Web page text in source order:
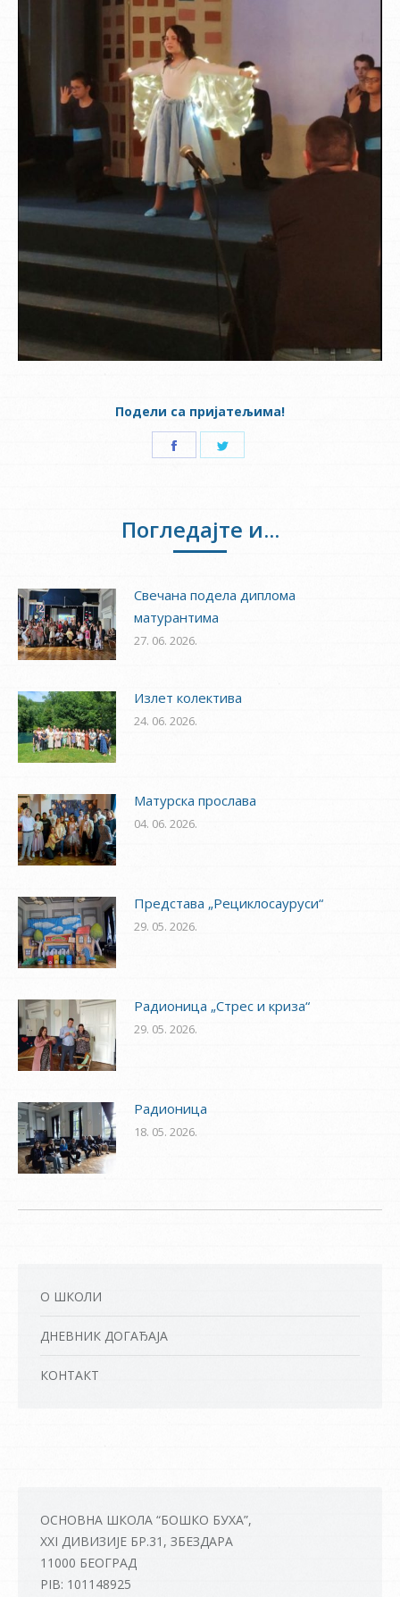
Подели са пријатељима!
Share
Погледајте и...
Свечана подела диплома
матурантима
27. 06. 2026.
Излет колектива
24. 06. 2026.
Матурска прослава
04. 06. 2026.
Представа „Рециклосауруси“
29. 05. 2026.
Радионица „Стрес и криза“
29. 05. 2026.
Радионица
18. 05. 2026.
О ШКОЛИ
ДНЕВНИК ДОГАЂАЈА
КОНТАКТ
ОСНОВНА ШКОЛА “БОШКО БУХА”,
XXI ДИВИЗИЈЕ БР.31, ЗБЕЗДАРА
11000 БЕОГРАД
PIB: 101148925